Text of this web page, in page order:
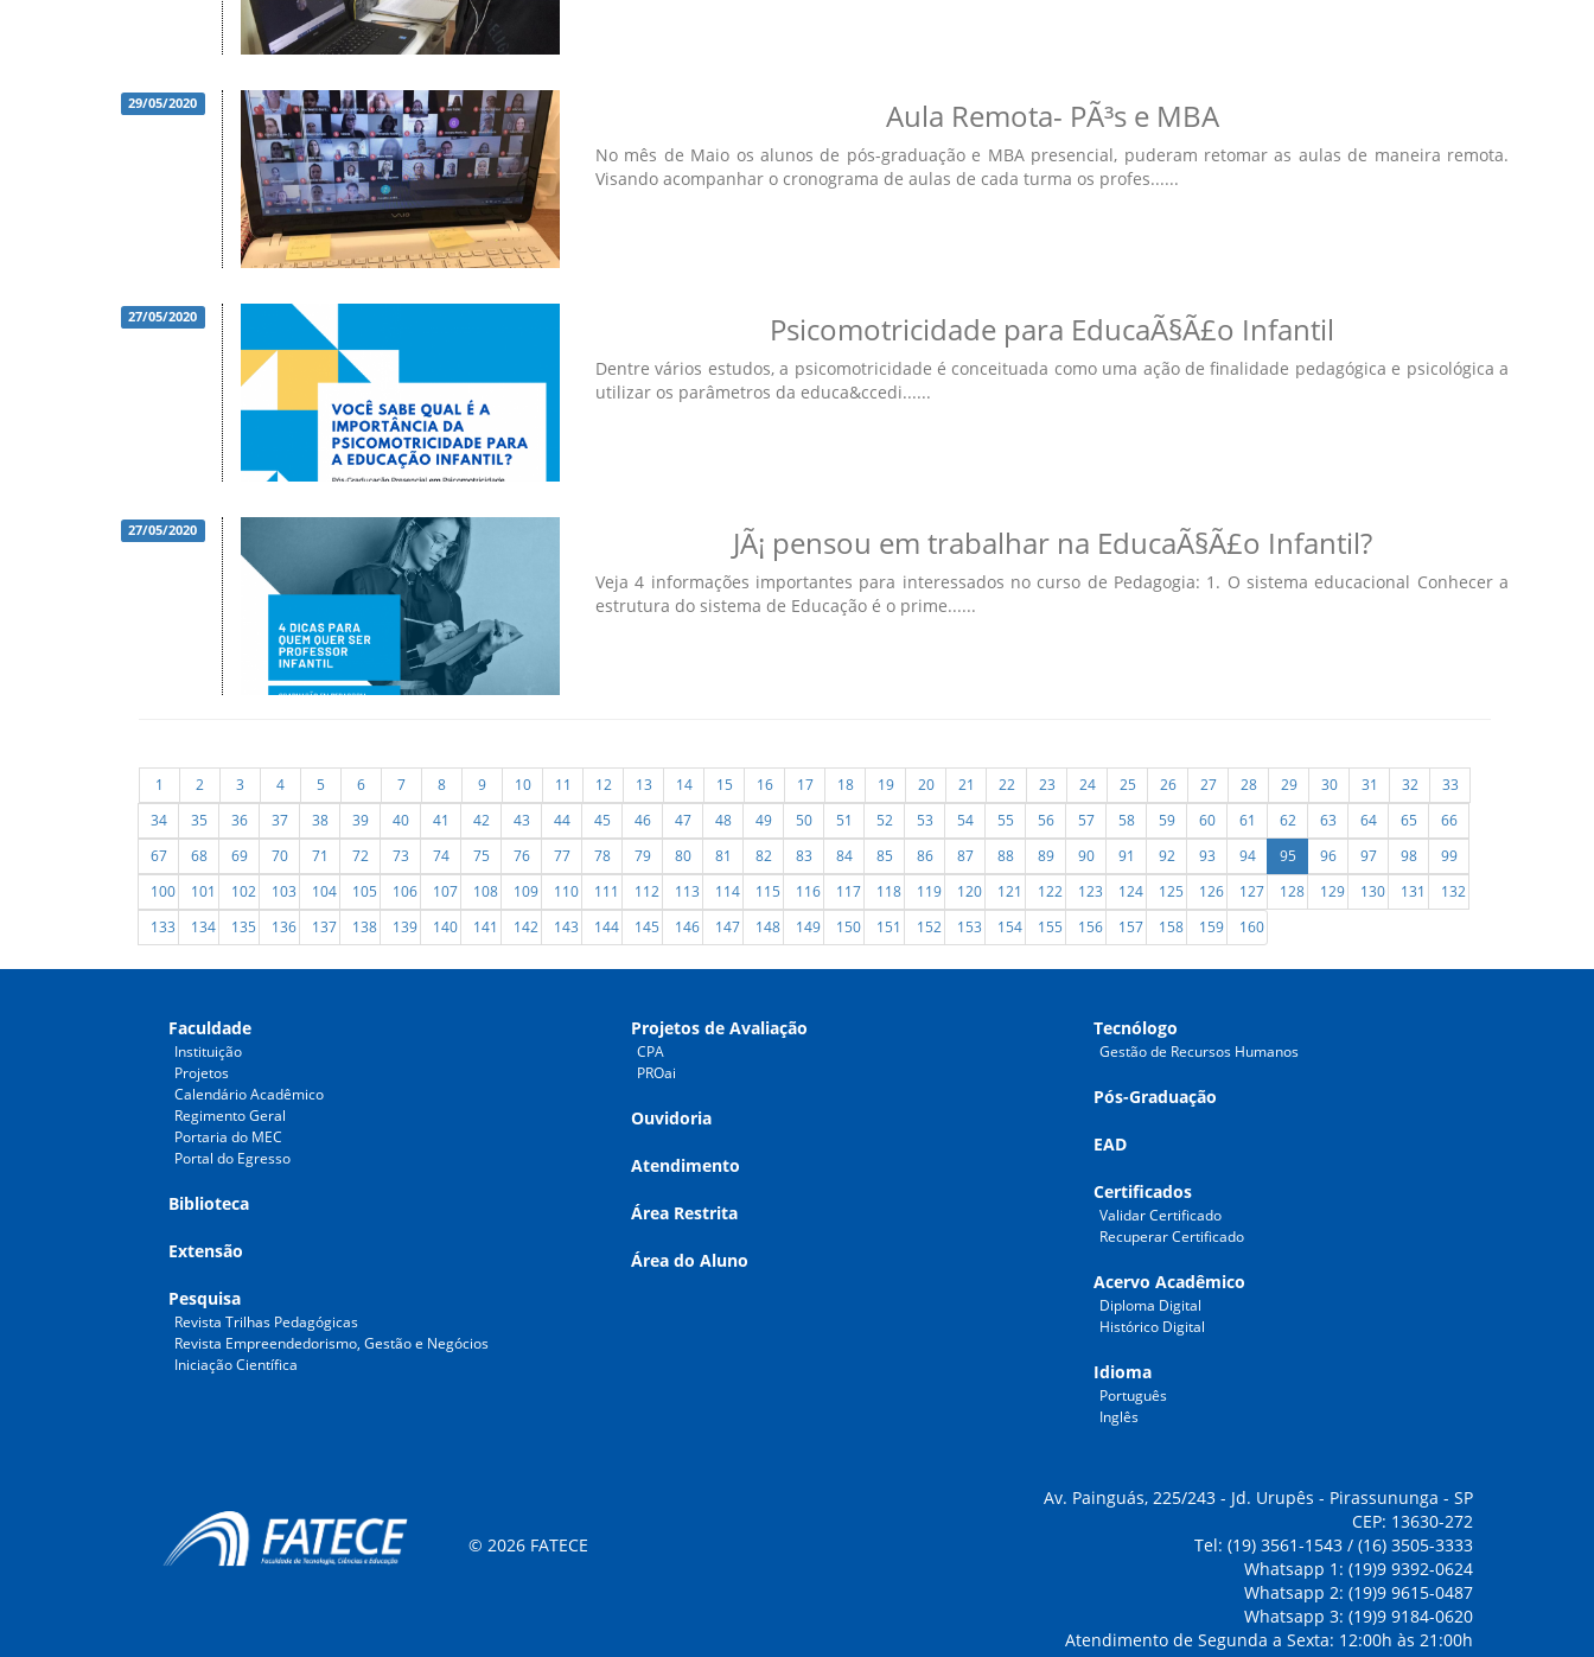
29/05/2020 Aula Remota- PÃ³s e MBA
No mês de Maio os alunos de pós-graduação e MBA presencial, puderam retomar as aulas de maneira remota.
Visando acompanhar o cronograma de aulas de cada turma os profes......
27/05/2020 Psicomotricidade para EducaÃ§Ã£o Infantil
Dentre vários estudos, a psicomotricidade é conceituada como uma ação de finalidade pedagógica e psicológica a
utilizar os parâmetros da educa&ccedi......
27/05/2020 JÃ¡ pensou em trabalhar na EducaÃ§Ã£o Infantil?
Veja 4 informações importantes para interessados no curso de Pedagogia: 1. O sistema educacional Conhecer a
estrutura do sistema de Educação é o prime......
1 2 3 4 5 6 7 8 9 10 11 12 13 14 15 16 17 18 19 20 21 22 23 24 25 26 27 28 29 30 31 32
33
34
35 36 37 38 39 40 41 42 43 44 45 46 47 48 49 50 51 52 53 54 55 56 57 58 59 60 61 62 63 64 65
66
67
68 69 70 71 72 73 74 75 76 77 78 79 80 81 82 83 84 85 86 87 88 89 90 91 92 93 94 95 96 97 98
99
100
101 102 103 104 105 106 107 108 109 110 111 112 113 114 115 116 117 118 119 120 121 122 123 124 125 126 127 128 129 130 131
132
133
134 135 136 137 138 139 140 141 142 143 144 145 146 147 148 149 150 151 152 153 154 155 156 157 158 159 160
Faculdade
Instituição
Projetos
Calendário Acadêmico
Regimento Geral
Portaria do MEC
Portal do Egresso
Biblioteca
Extensão
Pesquisa
Revista Trilhas Pedagógicas
Revista Empreendedorismo, Gestão e Negócios
Iniciação Científica
Projetos de Avaliação
CPA
PROai
Ouvidoria
Atendimento
Área Restrita
Área do Aluno
Tecnólogo
Gestão de Recursos Humanos
Pós-Graduação
EAD
Certificados
Validar Certificado
Recuperar Certificado
Acervo Acadêmico
Diploma Digital
Histórico Digital
Idioma
Português
Inglês
© 2026 FATECE
Av. Painguás, 225/243 - Jd. Urupês - Pirassununga - SP
CEP: 13630-272
Tel: (19) 3561-1543 / (16) 3505-3333
Whatsapp 1: (19)9 9392-0624
Whatsapp 2: (19)9 9615-0487
Whatsapp 3: (19)9 9184-0620
Atendimento de Segunda a Sexta: 12:00h às 21:00h